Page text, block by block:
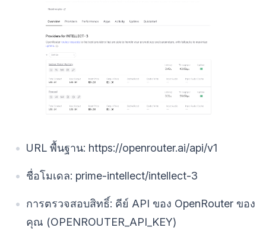
URL พื้นฐาน: https://openrouter.ai/api/v1
ชื่อโมเดล: prime-intellect/intellect-3
การตรวจสอบสิทธิ์: คีย์ API ของ OpenRouter ของ
คุณ (OPENROUTER_API_KEY)